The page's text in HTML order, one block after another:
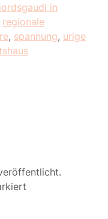
in
regionale
, spannung, urige